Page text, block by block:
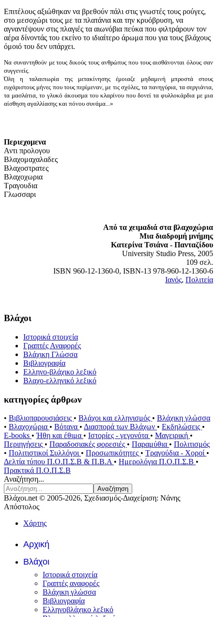
Επιτέλους αξιώθηκαν να βρεθούν πάλι στις γνωστές τους ρούγες,
στο μεσοχώρι τους με τα πλατάνια και την κρυόβρυση, να
αγναντέψουν στις πλαγιές τα αιωνόβια πεύκα που φιλτράρουν τον
αέρα δίνοντάς του εκείνο το ιδιαίτερο άρωμα που για τους βλάχους
όμοιό του δεν υπάρχει.
Να συναντηθούν με τους δικούς τους ανθρώπυς που τους αισθάνονται όλους σαν
συγγενείς.
Όλη η ταλαιπωρία της μετακίνησης έμοιαζε μηδαμινή μπροστά στους
ευχάριστους μήνες που τους περίμεναν, με τις σχόλες, τα πανηγύρια, τα σεργιάνια,
τα μασλάτια, το γλυκό άκουσμα του κλαρίνου που δονεί τα φυλλοκάρδια με μια
αίσθηση αγαλλίασης και πόνου συνάμα...»
Περιεχομενα
Αντι προλογου
Βλαχομαχαλαδες
Βλαχοστρατες
Βλαχοχωρια
Τραγουδια
Γλωσσαρι
Από τα χειμαδιά στα βλαχοχώρια
Μια διαδρομή μνήμης
Κατερίνα Τσιάνα - Πανταζίδου
University Studio Press, 2005
109 σελ.
ISBN 960-12-1360-0, ISBN-13 978-960-12-1360-6
Ιανός, Πολιτεία
Βλάχοι
Ιστορικά στοιχεία
Γραπτές Αναφορές
Βλάχικη Γλώσσα
Βιβλιογραφία
Ελληνο-βλάχικο λεξικό
Βλαχο-ελληνικό λεξικό
κατηγορίες άρθρων
• Βιβλιοπαρουσιάσεις • Βλάχοι και ελληνισμός • Βλάχικη γλώσσα
• Βλαχοχώρια • Βότανα • Διασπορά των Βλάχων • Εκδηλώσεις •
E-books •Ήθη και έθιμα • Ιστορίες - γεγονότα • Μαγειρική •
Περιηγήσεις • Παραδοσιακές φορεσιές • Παραμύθια • Πολιτισμός
• Πολιτιστικοί Συλλόγοι • Προσωπικότητες • Τραγούδια - Χοροί •
Δελτία τύπου Π.Ο.Π.Σ.Β & Π.Β.Α • Ημερολόγια Π.Ο.Π.Σ.Β •
Πρακτικά Π.Ο.Π.Σ.Β
Αναζήτηση...
Αναζήτηση
Βλάχοι.net © 2005-2026, Σχεδιασμός-Διαχείριση: Νάνης
Απόστολος
Χάρτης
Αρχική
Βλάχοι
Ιστορικά στοιχεία
Γραπτές αναφορές
Βλάχικη γλώσσα
Βιβλιογραφία
Ελληνοβλάχικο λεξικό